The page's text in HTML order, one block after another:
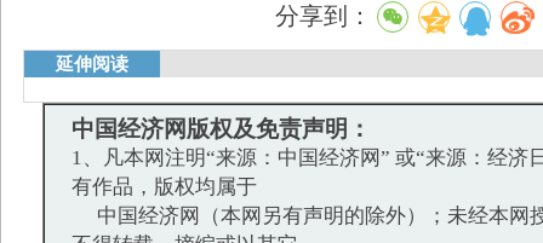
分享到：
延伸阅读
中国经济网版权及免责声明：
1、凡本网注明“来源：中国经济网” 或“来源：经济
有作品，版权均属于
中国经济网（本网另有声明的除外）；未经本网